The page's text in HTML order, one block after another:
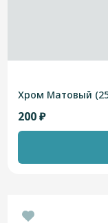
Хром Матовый
200 ₽